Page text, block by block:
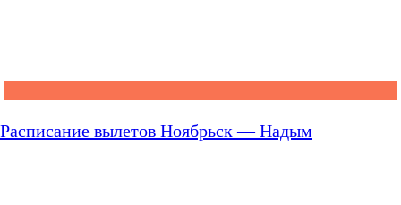
Расписание вылетов Ноябрьск — Надым